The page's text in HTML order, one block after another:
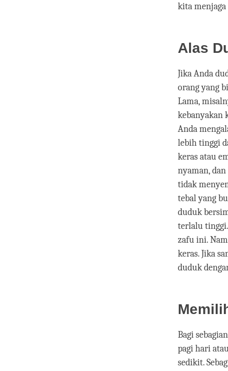
kita menjaga
Alas
Jika Anda
orang yang
Lama,
kebanyakan
Anda
lebih tinggi
keras atau
nyaman,
tidak
tebal yang
duduk
terlalu
zafu ini.
keras. Jika
duduk
Bagi
pagi hari
sedikit.